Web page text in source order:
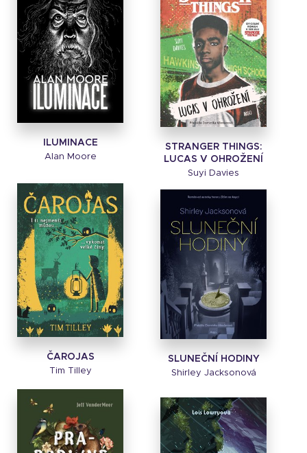
ILUMINACE
Alan Moore
STRANGER THINGS:
LUCAS V OHROŽENÍ
Suyi Davies
ČAROJAS
Tim Tilley
SLUNEČNÍ HODINY
Shirley Jacksonová